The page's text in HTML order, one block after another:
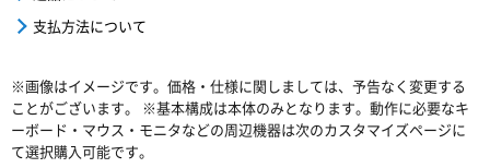
支払方法について
※画像はイメージです。価格・仕様に関しましては、予告なく変更する
ことがございます。 ※基本構成は本体のみとなります。動作に必要なキ
ーボード・マウス・モニタなどの周辺機器は次のカスタマイズページに
て選択購入可能です。